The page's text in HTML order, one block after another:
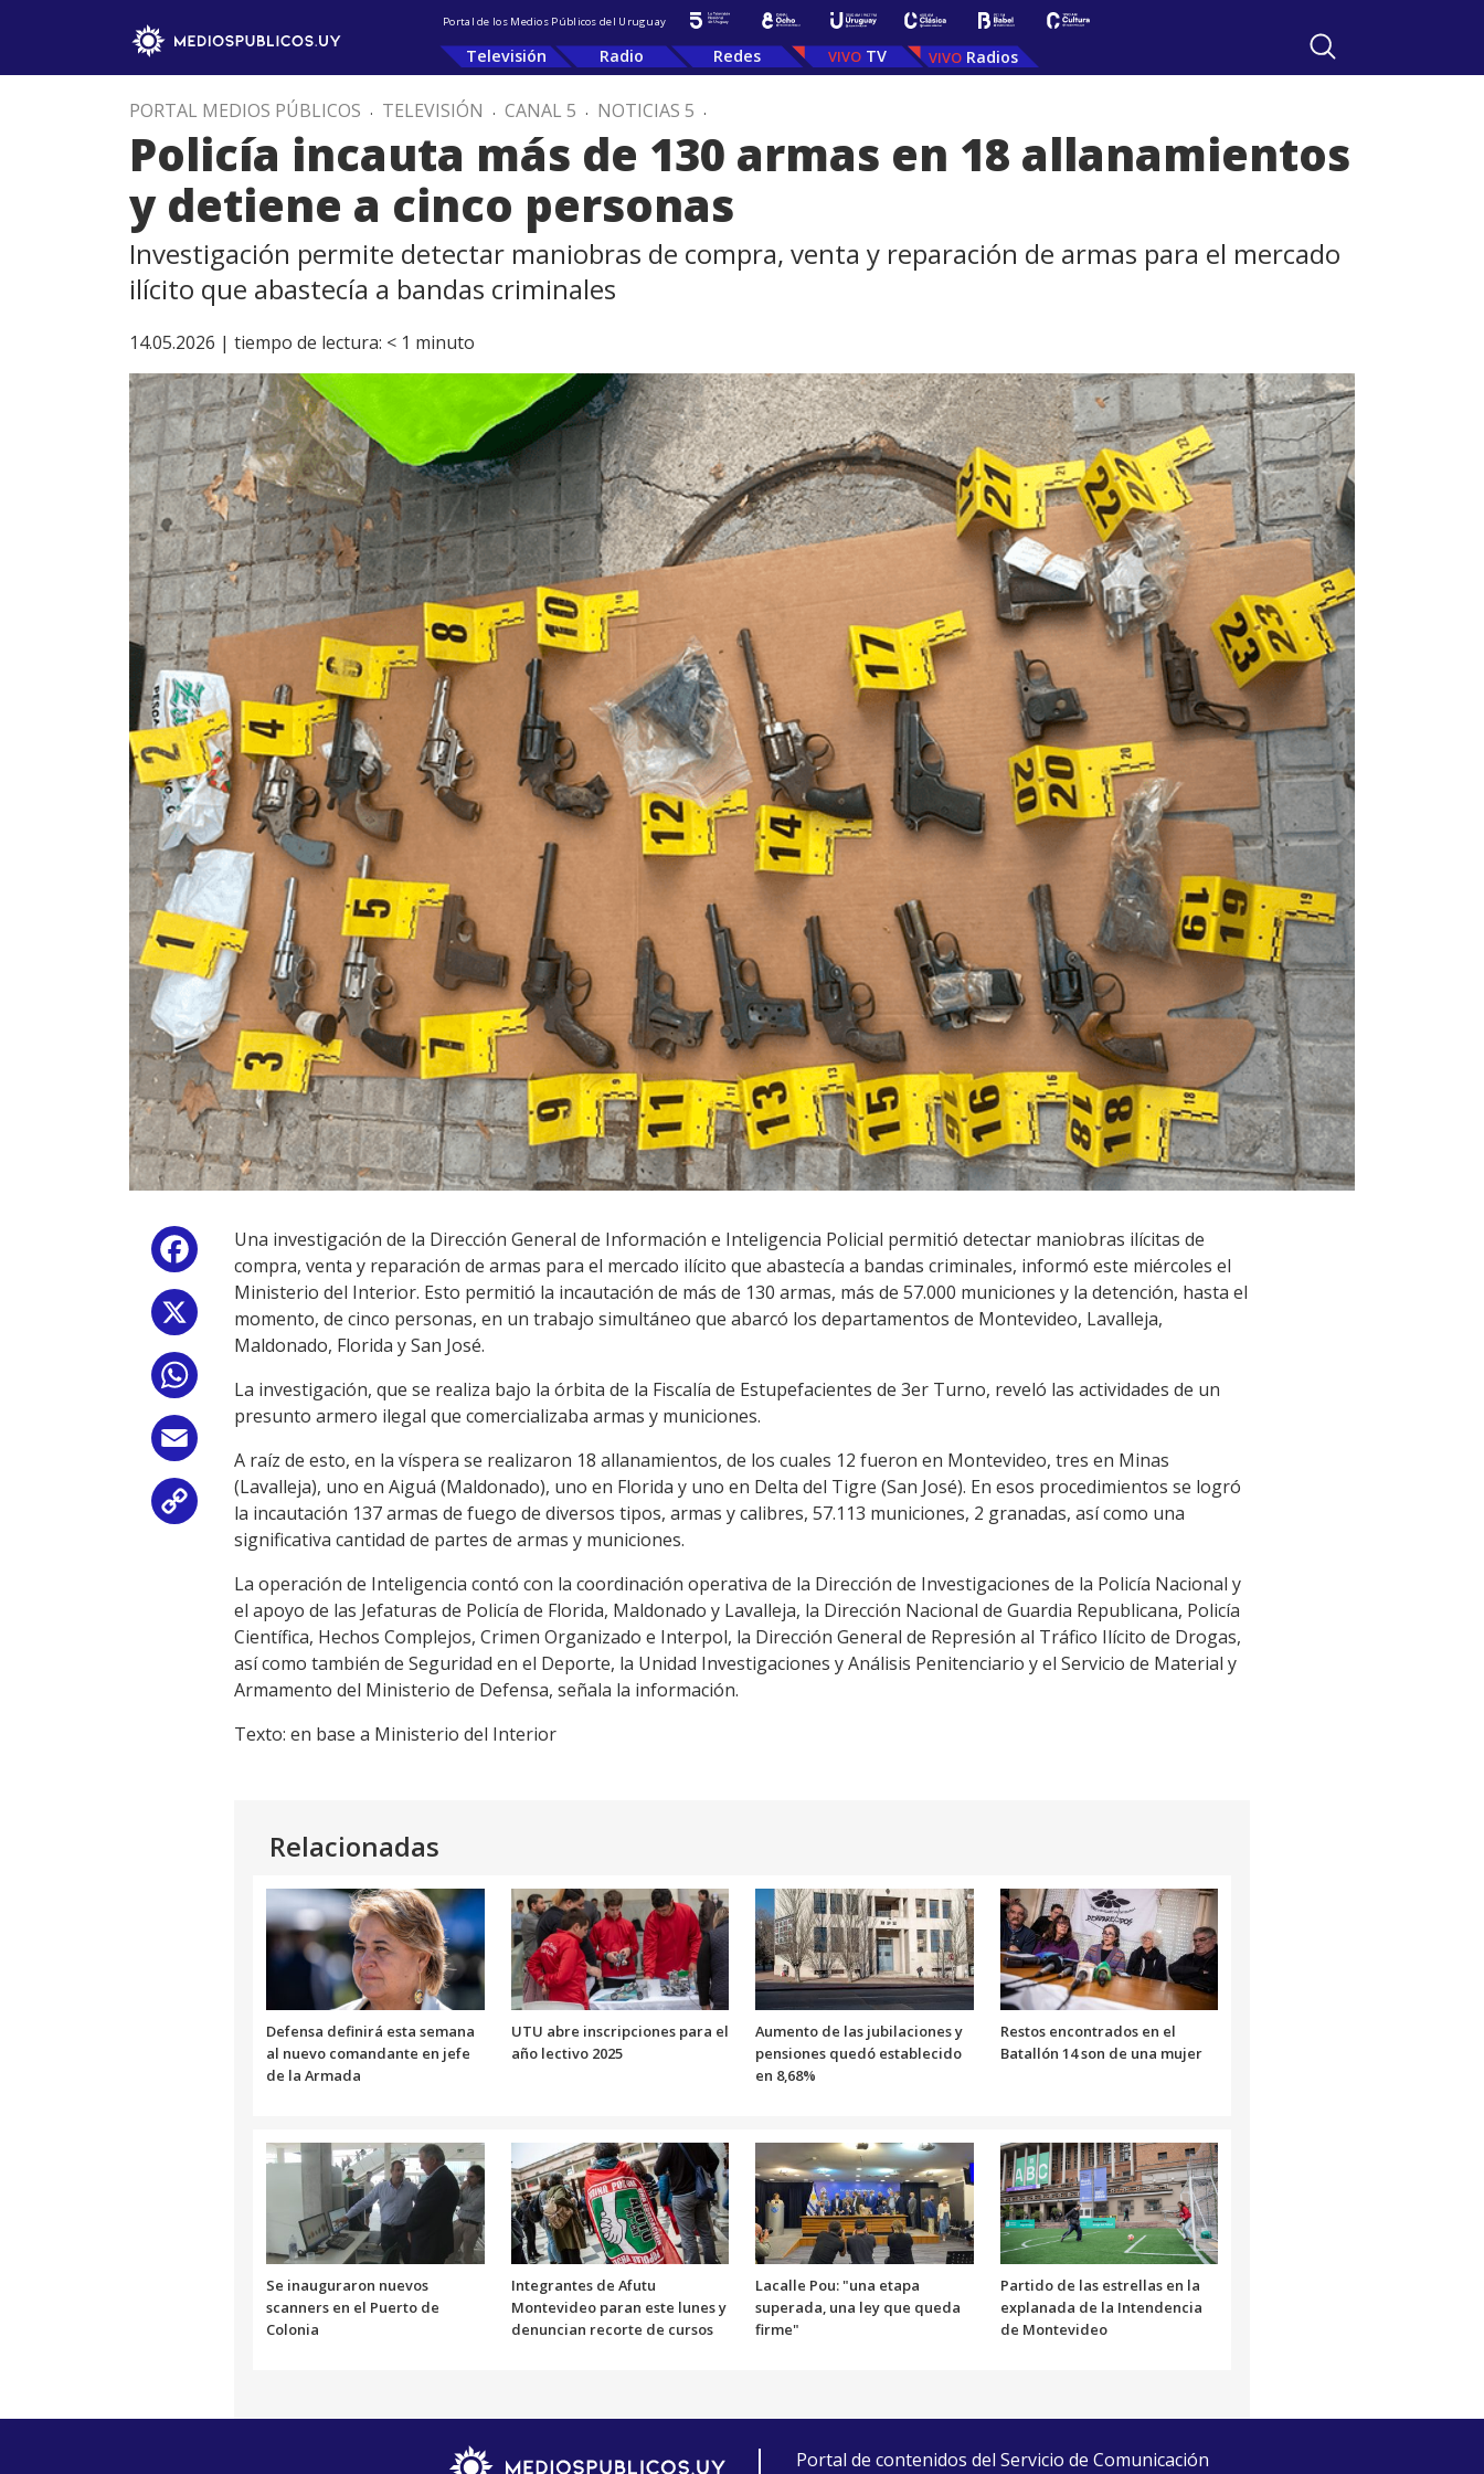
Portal de los Medios Públicos del Uruguay
Televisión Radio Redes TV Radios
PORTAL MEDIOS PÚBLICOS . TELEVISIÓN . CANAL 5 . NOTICIAS 5 .
Policía incauta más de 130 armas en 18 allanamientos
y detiene a cinco personas
Investigación permite detectar maniobras de compra, venta y reparación de armas para el mercado
ilícito que abastecía a bandas criminales
14.05.2026 | tiempo de lectura: < 1 minuto
Facebook
WhatsApp
Copy
Link
Una investigación de la Dirección General de Información e Inteligencia Policial permitió detectar maniobras ilícitas de
compra, venta y reparación de armas para el mercado ilícito que abastecía a bandas criminales, informó este miércoles el
Ministerio del Interior. Esto permitió la incautación de más de 130 armas, más de 57.000 municiones y la detención, hasta el
momento, de cinco personas, en un trabajo simultáneo que abarcó los departamentos de Montevideo, Lavalleja,
Maldonado, Florida y San José.
La investigación, que se realiza bajo la órbita de la Fiscalía de Estupefacientes de 3er Turno, reveló las actividades de un
presunto armero ilegal que comercializaba armas y municiones.
A raíz de esto, en la víspera se realizaron 18 allanamientos, de los cuales 12 fueron en Montevideo, tres en Minas
(Lavalleja), uno en Aiguá (Maldonado), uno en Florida y uno en Delta del Tigre (San José). En esos procedimientos se logró
la incautación 137 armas de fuego de diversos tipos, armas y calibres, 57.113 municiones, 2 granadas, así como una
significativa cantidad de partes de armas y municiones.
La operación de Inteligencia contó con la coordinación operativa de la Dirección de Investigaciones de la Policía Nacional y
el apoyo de las Jefaturas de Policía de Florida, Maldonado y Lavalleja, la Dirección Nacional de Guardia Republicana, Policía
Científica, Hechos Complejos, Crimen Organizado e Interpol, la Dirección General de Represión al Tráfico Ilícito de Drogas,
así como también de Seguridad en el Deporte, la Unidad Investigaciones y Análisis Penitenciario y el Servicio de Material y
Armamento del Ministerio de Defensa, señala la información.
Texto: en base a Ministerio del Interior
Relacionadas
Defensa definirá esta semana
al nuevo comandante en jefe
de la Armada
UTU abre inscripciones para el
año lectivo 2025
Aumento de las jubilaciones y
pensiones quedó establecido
en 8,68%
Restos encontrados en el
Batallón 14 son de una mujer
Se inauguraron nuevos
scanners en el Puerto de
Colonia
Integrantes de Afutu
Montevideo paran este lunes y
denuncian recorte de cursos
Lacalle Pou: "una etapa
superada, una ley que queda
firme"
Partido de las estrellas en la
explanada de la Intendencia
de Montevideo
Portal de contenidos del Servicio de Comunicación